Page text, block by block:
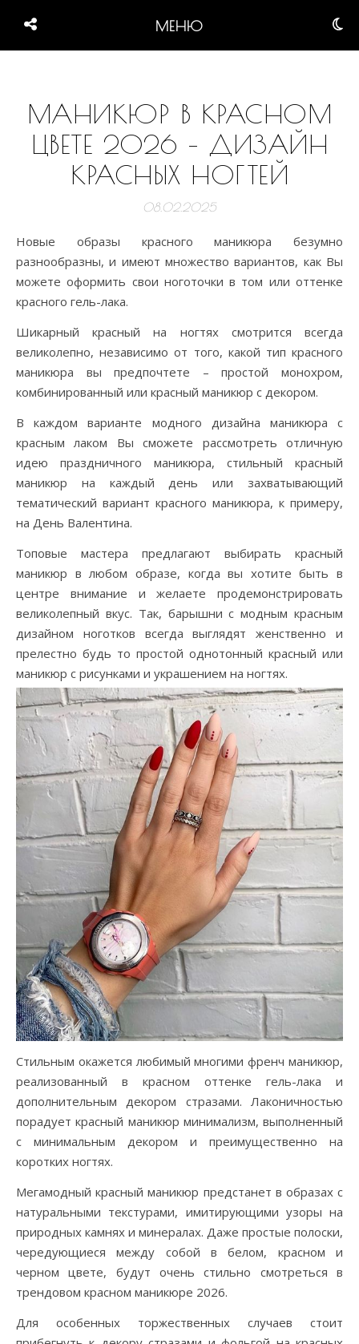
МЕНЮ
МАНИКЮР В КРАСНОМ
ЦВЕТЕ 2026 – ДИЗАЙН
КРАСНЫХ НОГТЕЙ
08.02.2025
Новые образы красного маникюра безумно
разнообразны, и имеют множество вариантов, как Вы
можете оформить свои ноготочки в том или оттенке
красного гель-лака.
Шикарный красный на ногтях смотрится всегда
великолепно, независимо от того, какой тип красного
маникюра вы предпочтете – простой монохром,
комбинированный или красный маникюр с декором.
В каждом варианте модного дизайна маникюра с
красным лаком Вы сможете рассмотреть отличную
идею праздничного маникюра, стильный красный
маникюр на каждый день или захватывающий
тематический вариант красного маникюра, к примеру,
на День Валентина.
Топовые мастера предлагают выбирать красный
маникюр в любом образе, когда вы хотите быть в
центре внимание и желаете продемонстрировать
великолепный вкус. Так, барышни с модным красным
дизайном ноготков всегда выглядят женственно и
прелестно будь то простой однотонный красный или
маникюр с рисунками и украшением на ногтях.
Стильным окажется любимый многими френч маникюр,
реализованный в красном оттенке гель-лака и
дополнительным декором стразами. Лаконичностью
порадует красный маникюр минимализм, выполненный
с минимальным декором и преимущественно на
коротких ногтях.
Мегамодный красный маникюр предстанет в образах с
натуральными текстурами, имитирующими узоры на
природных камнях и минералах. Даже простые полоски,
чередующиеся между собой в белом, красном и
черном цвете, будут очень стильно смотреться в
трендовом красном маникюре 2026.
Для особенных торжественных случаев стоит